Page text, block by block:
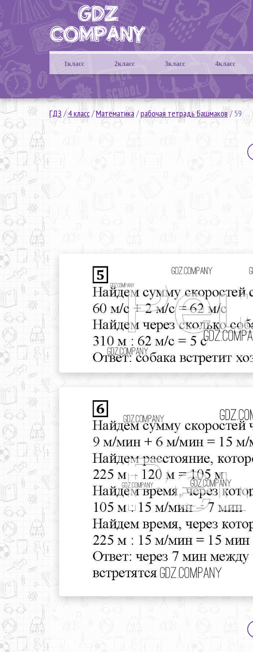
1класс 2класс 3класс 4класс
ГДЗ /4 класс/Математика/рабочая тетрадь Башмаков/59